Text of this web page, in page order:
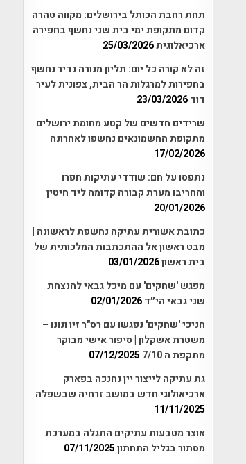
תחת רחבת הכותל בירושלים: מקווה טהרה
קדום מתקופת ימי בית שני נחשף בחפירה
ארכיאלוגית25/03/2026
זה לא קורה כל יום: תליון מנורה נדיר נחשף
בחפירות למרגלות הר הבית, צפונית לעיר
דוד23/03/2026
שרידים חדשים של קטע מחומת ירושלים
מתקופת החשמונאים נחשפו לאחרונה
17/02/2026
נתפסו על חם: שודדי עתיקות חפרו
והחריבו מערת קבורה קדומה ליד חיטין
20/01/2026
כתובת אשורית עתיקה נחשפת לראשונה |
מבט ראשון אל ההתכתבות המלכותית של
בית ראשון03/01/2026
מפגש 'שחקים' עם מיכל גבאי להנצחת
שני גבאי הי״ד02/01/2026
חניכי 'שחקים' נפגשו עם רס"ר זיו ונונו –
משטרת אשקלון | סיפור אישי מבוקר
מתקפת ה 7/10
07/12/2025
גת עתיקה לייצור יין נחנכה בפארק
ארכיאולוגי חדש במושב זרחיה שבשפלה
11/11/2025
אוצר מטבעות עתיקים התגלה במערכת
מסתור בגליל התחתון07/11/2025